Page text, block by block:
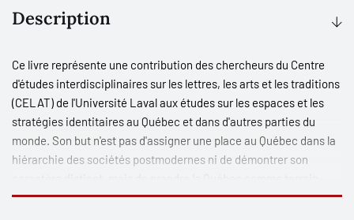
Description
Ce livre représente une contribution des chercheurs du Centre
d'études interdisciplinaires sur les lettres, les arts et les traditions
(CELAT) de l'Université Laval aux études sur les espaces et les
stratégies identitaires au Québec et dans d'autres parties du
monde. Son but n'est pas d'assigner une place au Québec dans la
hiérarchie des sociétés postmodernes ni de démontrer son
d'observation des nouvelles articulations entre le local et le global